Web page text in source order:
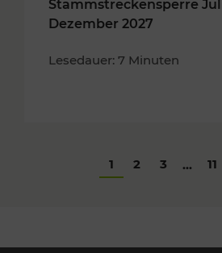
Stammstreckensperre
Dezember 2027
Lesedauer: 7 Minuten
1 2 3 ... 11